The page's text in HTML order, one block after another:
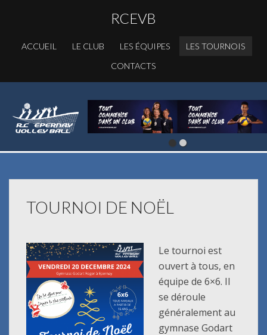
RCEVB
ACCUEIL LE CLUB LES ÉQUIPES
LES TOURNOIS
CONTACTS
TOURNOI DE NOËL
Le tournoi est
ouvert à tous, en
équipe de 6×6. Il
se déroule
généralement au
gymnase Godart